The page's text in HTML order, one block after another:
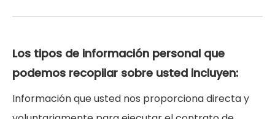
Los tipos de información personal que
podemos recopilar sobre usted incluyen:
Información que usted nos proporciona directa y